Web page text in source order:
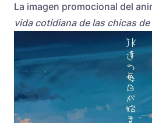
La imagen promocional del
vida cotidiana de las chicas